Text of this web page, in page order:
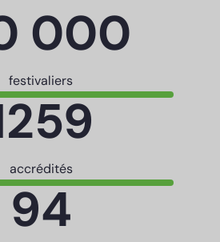
000
festivaliers
accrédités
94